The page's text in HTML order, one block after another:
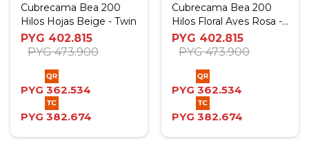
Cubrecama Bea 200
Hilos Hojas Beige - Twin
PYG 402.815
PYG 473.900
PYG 362.534
PYG 382.674
Cubrecama Bea 200
Hilos Floral Aves Rosa -
Twin
PYG 402.815
PYG 473.900
PYG 362.534
PYG 382.674